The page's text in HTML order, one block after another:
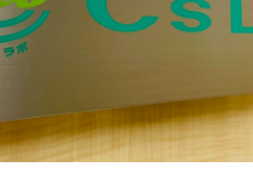
ア（管理職）・40歳（月給